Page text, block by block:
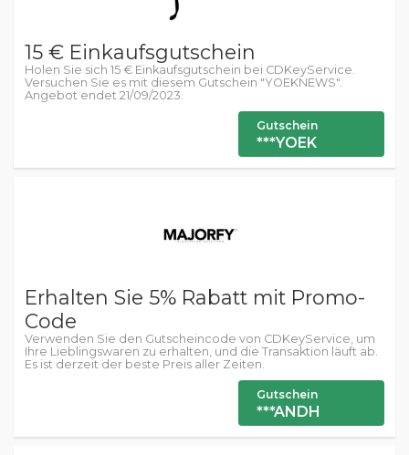
15 € Einkaufsgutschein
Holen Sie sich 15 € Einkaufsgutschein bei CDKeyService.
Versuchen Sie es mit diesem Gutschein "YOEKNEWS".
Angebot endet 21/09/2023.
Gutschein
***YOEK
Erhalten Sie 5% Rabatt mit Promo-
Code
Verwenden Sie den Gutscheincode von CDKeyService, um
Ihre Lieblingswaren zu erhalten, und die Transaktion läuft ab.
Es ist derzeit der beste Preis aller Zeiten.
Gutschein
***ANDH